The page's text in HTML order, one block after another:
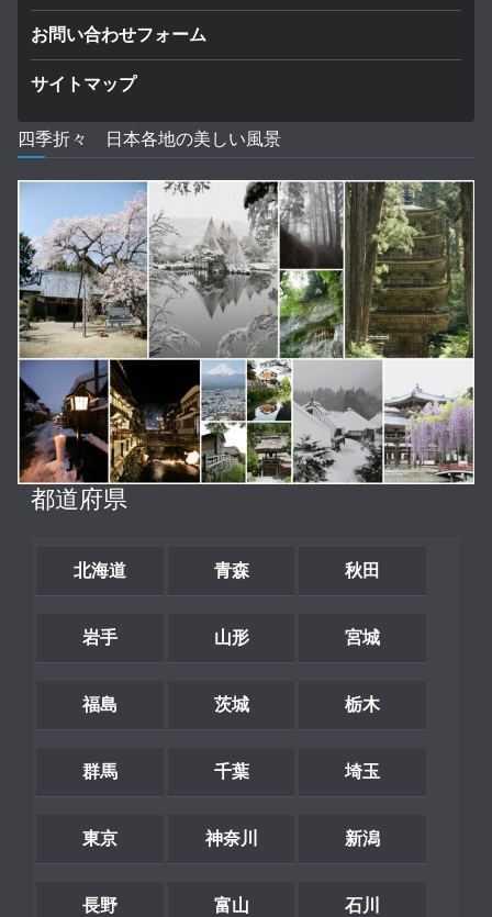
お問い合わせフォーム
サイトマップ
四季折々 日本各地の美しい風景
都道府県
北海道 青森 秋田
岩手 山形 宮城
福島 茨城 栃木
群馬 千葉 埼玉
東京 神奈川 新潟
長野 富山 石川